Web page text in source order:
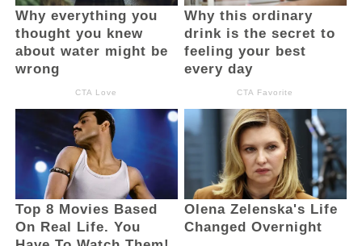
melaksanakan apel pagi di lokasi sehingga
tidak ada lagi apel di kantor masing-
masing,” tegasnya.
Selain itu, Bupati turut mengevaluasi
tingkat kehadiran ASN dalam pelaksanaan
PISB yang dinilainya masih belum optimal,
terlebih kegiatan tersebut merupakan
bagian dari rangkaian peringatan HUT ke-
18 daerah.